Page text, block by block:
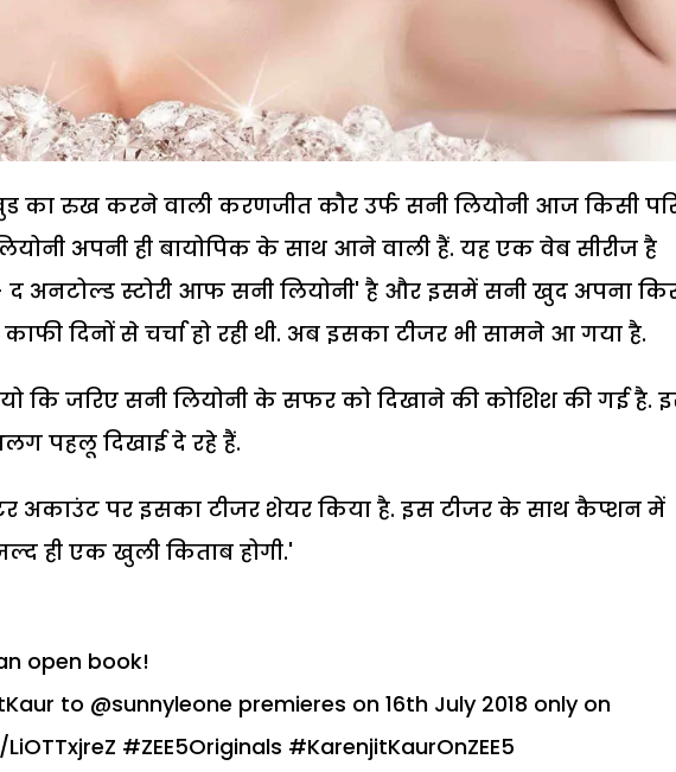
का रुख करने वाली करणजीत कौर उर्फ सनी लियोनी आज किसी
अपनी ही बायोपिक के साथ आने वाली हैं. यह एक वेब सीरीज है
अनटोल्ड स्टोरी आफ सनी लियोनी' है और इसमें सनी खुद अपना
दिनों से चर्चा हो रही थी. अब इसका टीजर भी सामने आ गया है.
कि जरिए सनी लियोनी के सफर को दिखाने की कोशिश की गई है.
पहलू दिखाई दे रहे हैं.
अकाउंट पर इसका टीजर शेयर किया है. इस टीजर के साथ कैप्शन में
ही एक खुली किताब होगी.'
open book!
to @sunnyleone premieres on 16th July 2018 only on
#ZEE5Originals #KarenjitKaurOnZEE5